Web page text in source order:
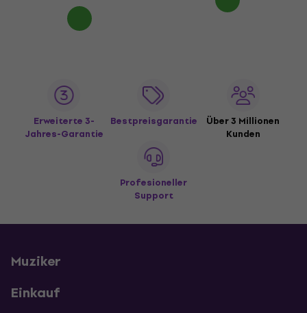
Erweiterte 3-
Jahres-Garantie
Bestpreisgarantie
Über 3 Millionen
Kunden
Profesioneller
Support
Muziker
Einkauf